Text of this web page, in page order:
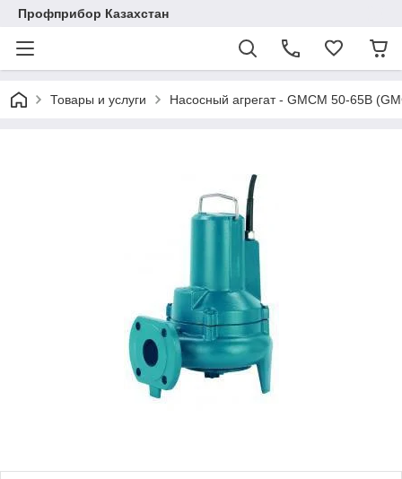
Профприбор Казахстан
Товары и услуги Насосный агрегат - GMCM 50-65B